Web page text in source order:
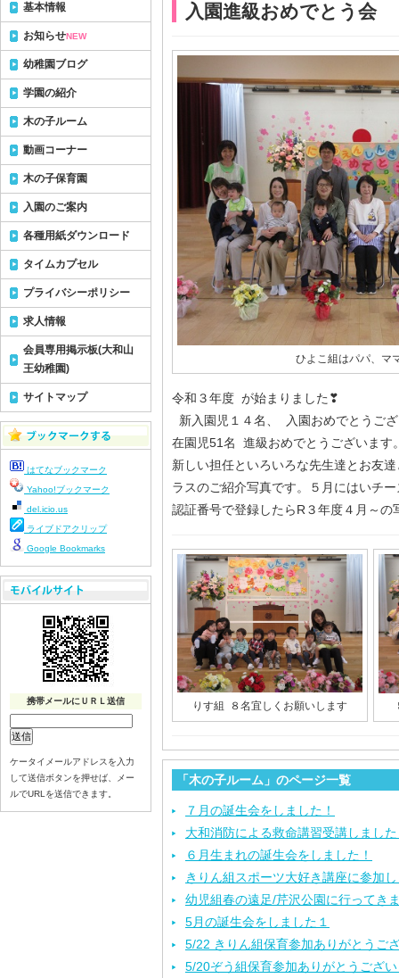
入園進級おめでとう会
ひよこ組はパパ、マ
令和３年度 が始まりました❣
新入園児１４名、 入園おめでとうご
在園児51名 進級おめでとうございます
新しい担任といろいろな先生達とお友
ラスのご紹介写真です。５月にはいチ
認証番号で登録したらR３年度４月～の
りす組 ８名宜しくお願いします
「木の子ルーム」のページ一覧
７月の誕生会をしました！
大和消防による救命講習受講しまし
６月生まれの誕生会をしました！
きりん組スポーツ大好き講座に参加
幼児組春の遠足/芹沢公園に行ってき
5月の誕生会をしました１
5/22 きりん組保育参加ありがとうご
5/20ぞう組保育参加ありがとうござ
基本情報
お知らせNEW
幼稚園ブログ
学園の紹介
木の子ルーム
動画コーナー
木の子保育園
入園のご案内
各種用紙ダウンロード
タイムカプセル
プライバシーポリシー
求人情報
会員専用掲示板(大和山
王幼稚園)
サイトマップ
はてなブックマーク
Yahoo!ブックマーク
del.icio.us
ライブドアクリップ
Google Bookmarks
携帯メールにＵＲＬ送信
ケータイメールアドレスを入力
して送信ボタンを押せば、メー
ルでURLを送信できます。